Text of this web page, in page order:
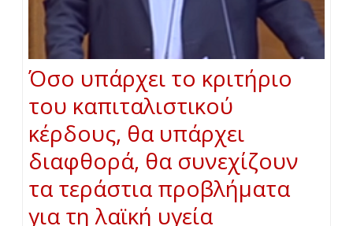
Όσο υπάρχει το κριτήριο
του καπιταλιστικού
κέρδους, θα υπάρχει
διαφθορά, θα συνεχίζουν
τα τεράστια προβλήματα
για τη λαϊκή υγεία